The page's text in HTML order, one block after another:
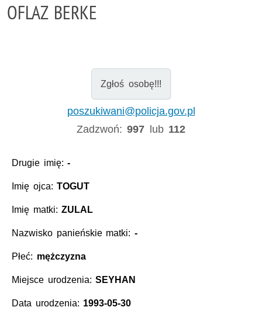
OFLAZ BERKE
Zgłoś osobę!!!
poszukiwani@policja.gov.pl
Zadzwoń:997 lub 112
Drugie imię:-
Imię ojca:TOGUT
Imię matki:ZULAL
Nazwisko panieńskie matki: -
Płeć: mężczyzna
Miejsce urodzenia:SEYHAN
Data urodzenia: 1993-05-30